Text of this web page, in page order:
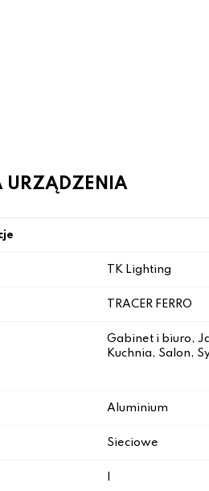
URZĄDZENIA
TK Lighting
TRACER FERRO
Gabinet i biuro,
Kuchnia, Salon,
Aluminium
Sieciowe